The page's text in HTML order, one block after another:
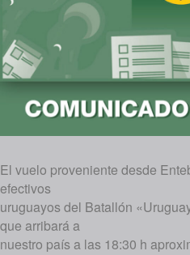
El vuelo proveniente desde
efectivos
uruguayos del Batallón
que arribará a
nuestro país a las 18:30 h